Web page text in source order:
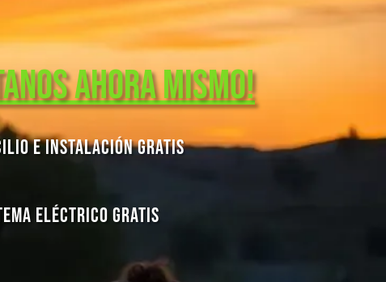
Ahora Mismo!
e Instalación Gratis
Eléctrico Gratis